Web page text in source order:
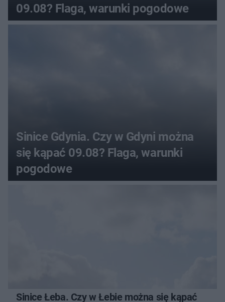
09.08? Flaga, warunki pogodowe
Sinice Gdynia. Czy w Gdyni można
się kąpać 09.08? Flaga, warunki
pogodowe
Sinice Łeba. Czy w Łebie można się kąpać